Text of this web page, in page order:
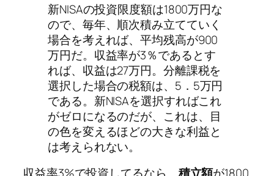
新NISAの投資限度額は1800万円な
ので、毎年、順次積み立てていく
場合を考えれば、平均残高が900
万円だ。収益率が3％であるとす
れば、収益は27万円。分離課税を
選択した場合の税額は、5．5万円
である。新NISAを選択すればこれ
がゼロになるのだが、これは、目
の色を変えるほどの大きな利益と
は考えられない。